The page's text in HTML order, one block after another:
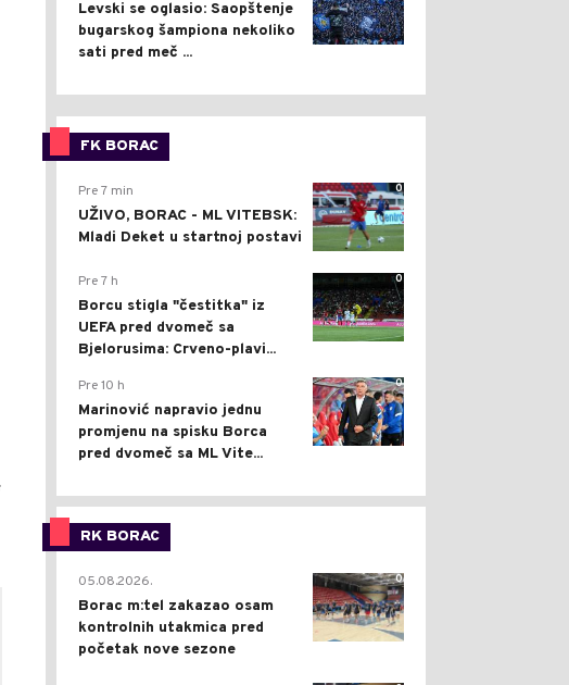
Levski se oglasio: Saopštenje
bugarskog šampiona nekoliko
sati pred meč ...
FK BORAC
0
Pre 7 min
UŽIVO, BORAC - ML VITEBSK:
Mladi Deket u startnoj postavi
0
Pre 7 h
Borcu stigla "čestitka" iz
UEFA pred dvomeč sa
Bjelorusima: Crveno-plavi...
0
Pre 10 h
Marinović napravio jednu
promjenu na spisku Borca
pred dvomeč sa ML Vite...
RK BORAC
0
05.08.2026.
Borac m:tel zakazao osam
kontrolnih utakmica pred
početak nove sezone